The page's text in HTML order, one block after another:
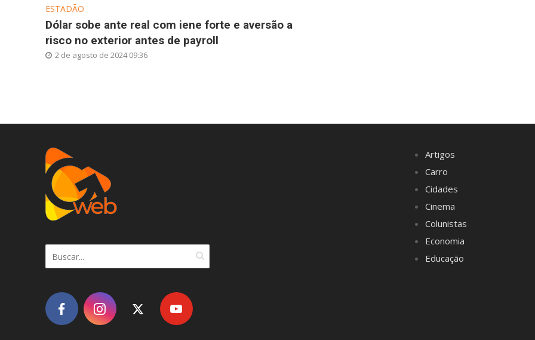
ESTADÃO
Dólar sobe ante real com iene forte e aversão a
risco no exterior antes de payroll
2 de agosto de 2024 09:36
Artigos
Carro
Cidades
Cinema
Colunistas
Economia
Educação